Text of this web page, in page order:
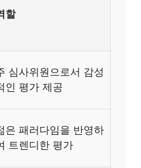
할
심사위원으로서 감성
인 평가 제공
은 패러다임을 반영하
트렌디한 평가